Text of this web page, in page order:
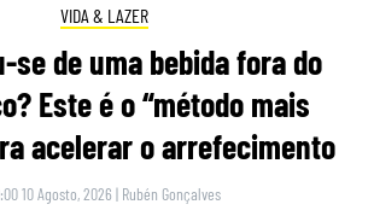
VIDA & LAZER
se de uma bebida fora do
Este é o “método mais
acelerar o arrefecimento
10 Agosto, 2026 | Rubén Gonçalves